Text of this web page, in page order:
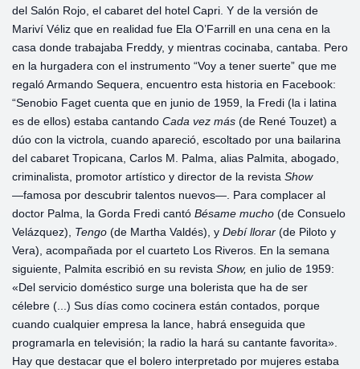
del Salón Rojo, el cabaret del hotel Capri. Y de la versión de
Mariví Véliz que en realidad fue Ela O’Farrill en una cena en la
casa donde trabajaba Freddy, y mientras cocinaba, cantaba. Pero
en la hurgadera con el instrumento “Voy a tener suerte” que me
regaló Armando Sequera, encuentro esta historia en Facebook:
“Senobio Faget cuenta que en junio de 1959, la Fredi (la i latina
es de ellos) estaba cantando Cada vez más (de René Touzet) a
dúo con la victrola, cuando apareció, escoltado por una bailarina
del cabaret Tropicana, Carlos M. Palma, alias Palmita, abogado,
criminalista, promotor artístico y director de la revista Show
―famosa por descubrir talentos nuevos―. Para complacer al
doctor Palma, la Gorda Fredi cantó Bésame mucho (de Consuelo
Velázquez), Tengo (de Martha Valdés), y Debí llorar (de Piloto y
Vera), acompañada por el cuarteto Los Riveros. En la semana
siguiente, Palmita escribió en su revista Show, en julio de 1959:
«Del servicio doméstico surge una bolerista que ha de ser
célebre (...) Sus días como cocinera están contados, porque
cuando cualquier empresa la lance, habrá enseguida que
programarla en televisión; la radio la hará su cantante favorita».
Hay que destacar que el bolero interpretado por mujeres estaba